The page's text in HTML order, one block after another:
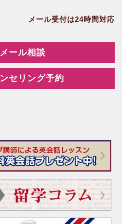
メール受付は24時間対応
ール相談
セリング予約